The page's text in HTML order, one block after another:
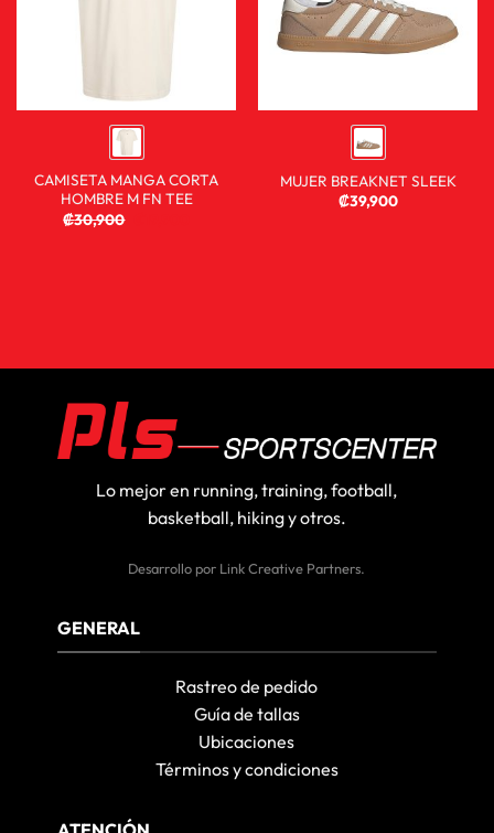
CAMISETA MANGA CORTA
HOMBRE M FN TEE
₡30,900
MUJER BREAKNET SLEEK
₡39,900
Lo mejor en running, training, football,
basketball, hiking y otros.
Desarrollo por Link Creative Partners.
GENERAL
Rastreo de pedido
Guía de tallas
Ubicaciones
Términos y condiciones